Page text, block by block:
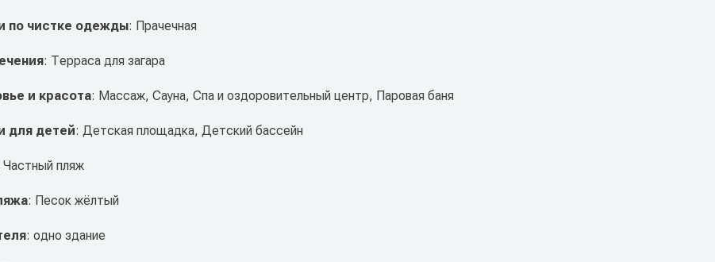
по чистке одежды: Прачечная
: Терраса для загара
и красота: Массаж, Сауна, Спа и оздоровительный центр, Паровая баня
для детей: Детская площадка, Детский бассейн
Частный пляж
: Песок жёлтый
: одно здание